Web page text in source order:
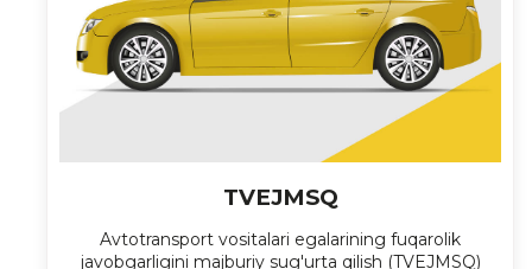
TVEJMSQ
Avtotransport vositalari egalarining fuqarolik
javobgarligini majburiy sug'urta qilish (TVEJMSQ)